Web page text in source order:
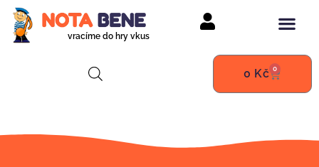
vracíme do hry vkus
0 Kč 0